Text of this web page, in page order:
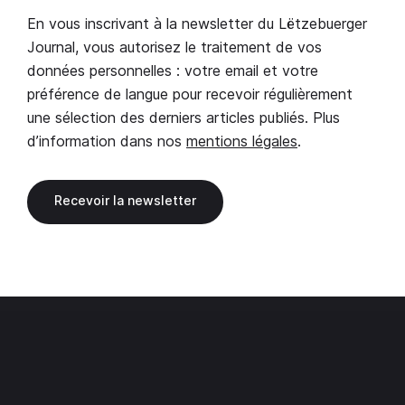
En vous inscrivant à la newsletter du Lëtzebuerger
Journal, vous autorisez le traitement de vos
données personnelles : votre email et votre
préférence de langue pour recevoir régulièrement
une sélection des derniers articles publiés. Plus
d’information dans nos mentions légales.